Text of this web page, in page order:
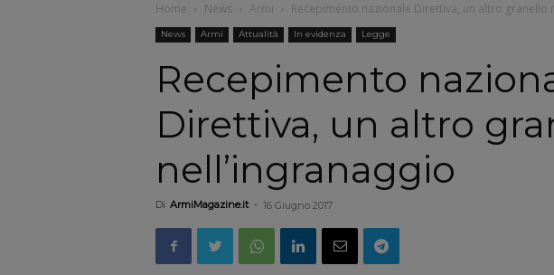
Home News Armi Recepimento nazionale Direttiva, un altro granello
News Armi Attualità In evidenza Legge
Recepimento
Direttiva, un altro
nell’ingranaggio
Di ArmiMagazine.it - 16 Giugno 2017